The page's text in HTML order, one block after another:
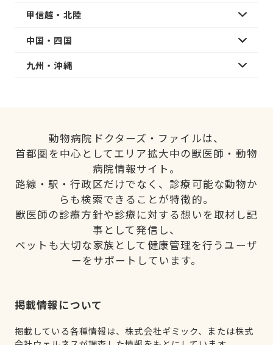
甲信越・北陸
中国・四国
九州・沖縄
動物病院ドクターズ・ファイルは、
首都圏を中心としてエリア拡大中の獣医師・動物
病院情報サイト。
路線・駅・行政区だけでなく、診療可能な動物か
らも検索できることが特徴的。
獣医師の診療方針や診療に対する想いを取材し記
事として発信し、
ペットも大切な家族として健康管理を行うユーザ
ーをサポートしています。
掲載情報について
掲載している各種情報は、株式会社ギミック、または株式